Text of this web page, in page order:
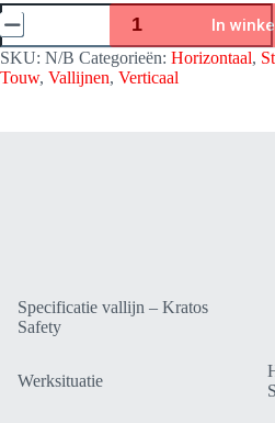
Vallijn
Curiosity-
S
Medium
Kernmantel
Kratos
In
SKU: N/B Categorieën: Horizontaal,
Touw, Vallijnen, Verticaal
Specificatie vallijn – Kratos
Safety
Werksituatie